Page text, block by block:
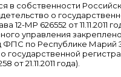
в собственности
о
12-МР 626552 от 11.11.2011
управления
ФПС по Республике Марий
государственной
от 21.11.2011 года).